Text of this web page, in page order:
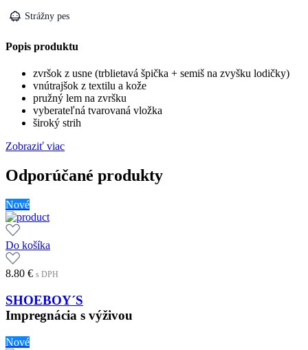
Strážny pes
Popis produktu
zvršok z usne (trblietavá špička + semiš na zvyšku lodičky)
vnútrajšok z textilu a kože
pružný lem na zvršku
vyberateľná tvarovaná vložka
široký strih
Zobraziť viac
Odporúčané produkty
Nové
Do košíka
8.80 € s DPH
SHOEBOY´S
Impregnácia s výživou
Nové